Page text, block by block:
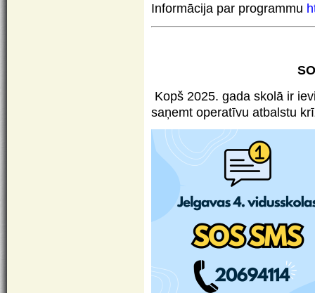
Informācija par programmu
Kopš 2025. gada skolā ir
saņemt operatīvu atbalstu